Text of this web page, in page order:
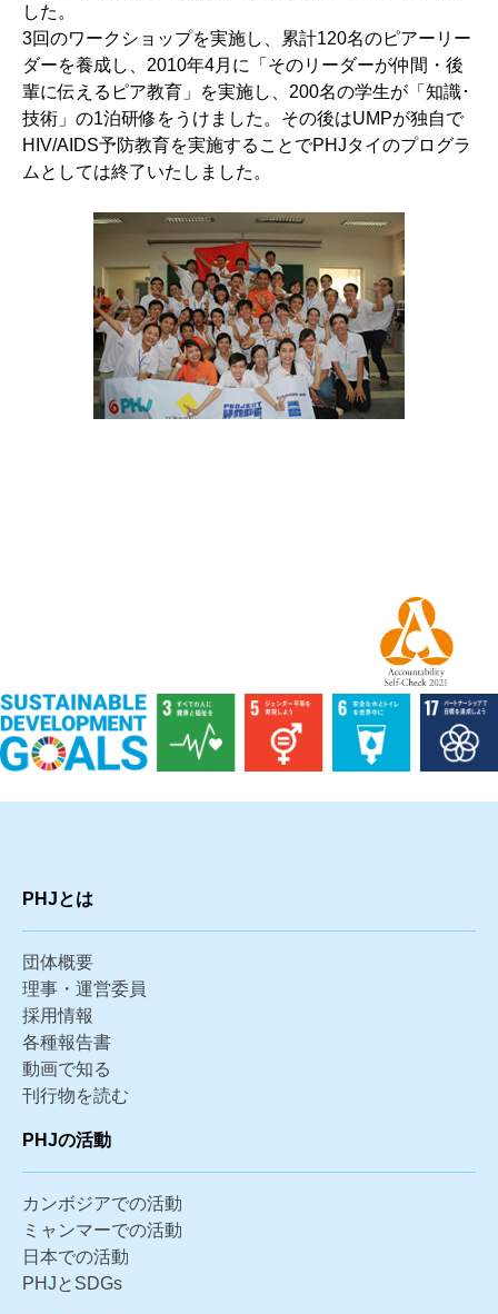
した。
3回のワークショップを実施し、累計120名のピアーリー
ダーを養成し、2010年4月に「そのリーダーが仲間・後
輩に伝えるピア教育」を実施し、200名の学生が「知識･
技術」の1泊研修をうけました。その後はUMPが独自で
HIV/AIDS予防教育を実施することでPHJタイのプログラ
ムとしては終了いたしました。
PHJとは
団体概要
理事・運営委員
採用情報
各種報告書
動画で知る
刊行物を読む
PHJの活動
カンボジアでの活動
ミャンマーでの活動
日本での活動
PHJとSDGs